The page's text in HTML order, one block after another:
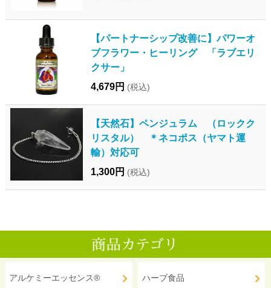
【パートナーシップ改善に】パワーオ
ブフラワー・ヒーリング 「ラブエリ
クサー」
4,679円 (税込)
【天然石】ペンジュラム （ロックク
リスタル） ＊ネコポス（ヤマト運
輸）対応可
1,300円 (税込)
アルケミーエッセンス® ハーブ食品